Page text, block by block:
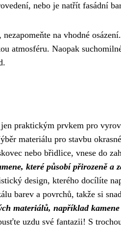
nebo je natřít fasádní
na vhodné
atmosféru. Naopak
praktickým prvkem pro
materiálu pro stavbu
nebo břidlice, vnese do
které působí přirozeně a
design, kterého docílíte
barev a povrchů, takže si
materiálů, například
uzdu své fantazii! S